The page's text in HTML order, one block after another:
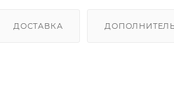
ДОСТАВКА